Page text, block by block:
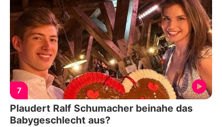
7
Plaudert Ralf Schumacher beinahe das
Babygeschlecht aus?